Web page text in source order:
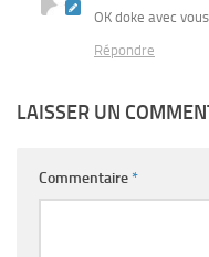
OK doke avec
Répondre
LAISSER UN
Commentaire*